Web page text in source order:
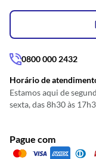
0800 000 2432
Horário de
Estamos aqui de
sexta, das 8h30 às
Pague com